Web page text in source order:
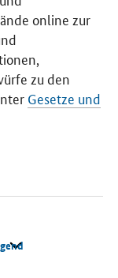
online zur
zu den
Gesetze und